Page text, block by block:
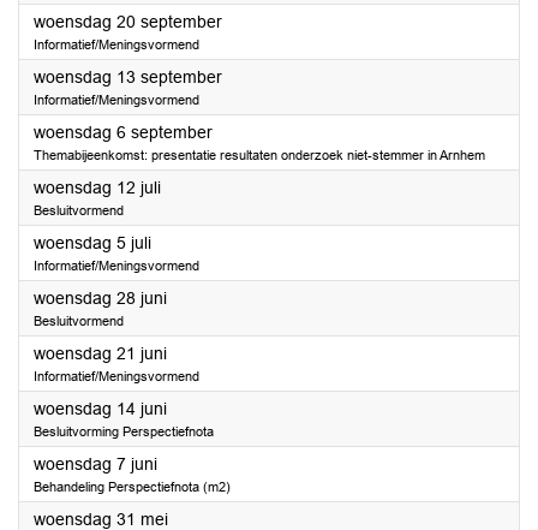
woensdag 20 september2023
Informatief/Meningsvormend
woensdag 13 september2023
Informatief/Meningsvormend
woensdag 6 september2023
Themabijeenkomst: presentatie resultaten onderzoek niet-stemmer in Arnhem
woensdag 12 juli2023
Besluitvormend
woensdag 5 juli2023
Informatief/Meningsvormend
woensdag 28 juni2023
Besluitvormend
woensdag 21 juni2023
Informatief/Meningsvormend
woensdag 14 juni2023
Besluitvorming Perspectiefnota
woensdag 7 juni2023
Behandeling Perspectiefnota (m2)
woensdag 31 mei2023